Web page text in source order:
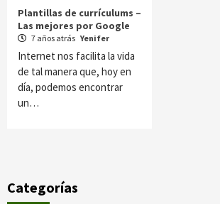
Plantillas de currículums –
Las mejores por Google
7 años atrás Yenifer
Internet nos facilita la vida
de tal manera que, hoy en
día, podemos encontrar
un…
Categorías